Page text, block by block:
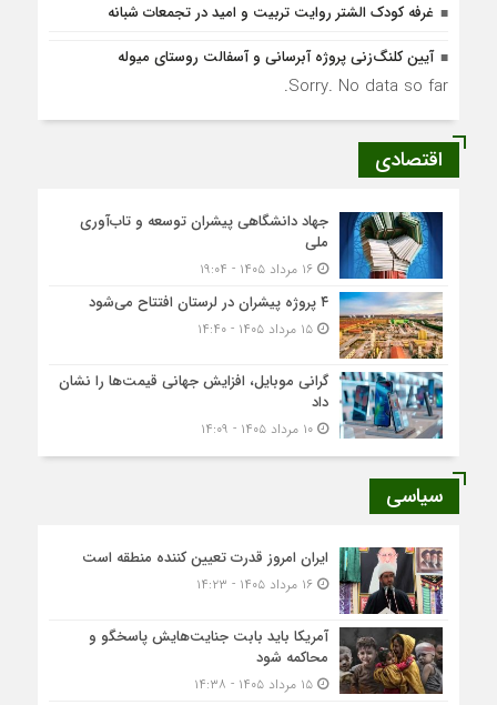
غرفه کودک الشتر روایت تربیت و امید در تجمعات شبانه
آیین کلنگ‌زنی پروژه آبرسانی و آسفالت روستای میوله
Sorry. No data so far.
اقتصادی
جهاد دانشگاهی پیشران توسعه و تاب‌آوری
ملی
۱۶ مرداد ۱۴۰۵ - ۱۹:۰۴
۴ پروژه پیشران در لرستان افتتاح می‌شود
۱۵ مرداد ۱۴۰۵ - ۱۴:۴۰
گرانی موبایل، افزایش جهانی قیمت‌ها را نشان
داد
۱۰ مرداد ۱۴۰۵ - ۱۴:۰۹
سیاسی
ایران امروز قدرت تعیین کننده منطقه است
۱۶ مرداد ۱۴۰۵ - ۱۴:۲۳
آمریکا باید بابت جنایت‌هایش پاسخگو و
محاکمه شود
۱۵ مرداد ۱۴۰۵ - ۱۴:۳۸